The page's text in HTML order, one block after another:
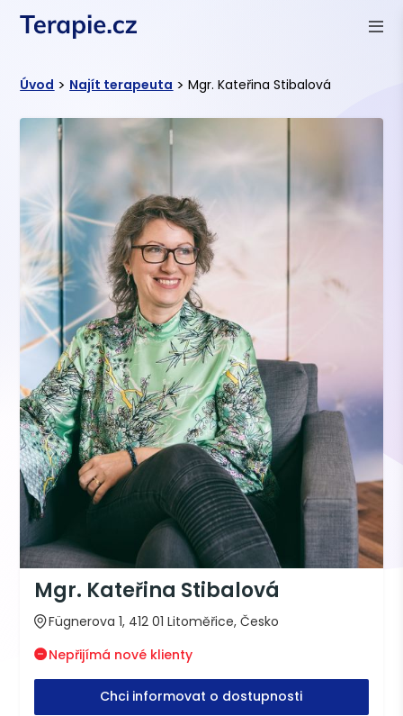
Úvod > Najít terapeuta > Mgr. Kateřina Stibalová
Mgr. Kateřina Stibalová
Fügnerova 1, 412 01 Litoměřice, Česko
Nepřijímá nové klienty
Chci informovat o dostupnosti